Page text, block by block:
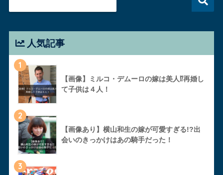
人気記事
1
【画像】ミルコ・デムーロの嫁は美人⁉︎再婚し
て子供は４人！
2
【画像あり】横山和生の嫁が可愛すぎる!?出
会いのきっかけはあの騎手だった！
3